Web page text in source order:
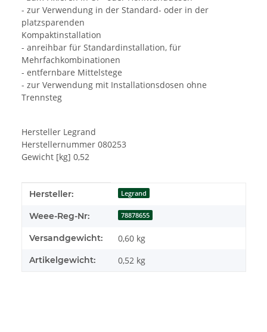
- zur Verwendung in der Standard- oder in der
platzsparenden
Kompaktinstallation
- anreihbar für Standardinstallation, für
Mehrfachkombinationen
- entfernbare Mittelstege
- zur Verwendung mit Installationsdosen ohne
Trennsteg
Hersteller Legrand
Herstellernummer 080253
Gewicht [kg] 0,52
Produkteigenschaft
Wert
Hersteller: Legrand
Weee-Reg-Nr: 78878655
Versandgewicht: 0,60 kg
Artikelgewicht: 0,52 kg